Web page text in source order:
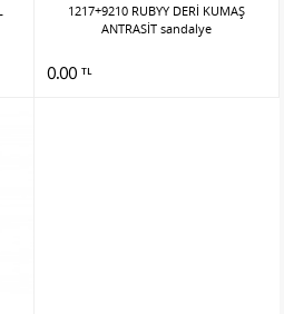
1217+9210 RUBYY DERİ KUMAŞ
ANTRASİT sandalye
0.00 TL